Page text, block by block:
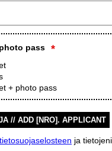
pass *
+ photo pass
// ADD [NRO]. APPLICANT
tietosuojaselosteen ja